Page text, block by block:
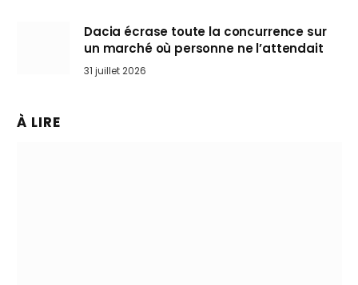
Dacia écrase toute la concurrence sur
un marché où personne ne l’attendait
31 juillet 2026
À LIRE